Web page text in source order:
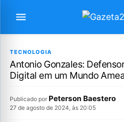
TECNOLOGIA
Antonio Gonzales:
Digital em um Mundo
Publicado por Peterson Baestero
27 de agosto de 2024, às 20:05